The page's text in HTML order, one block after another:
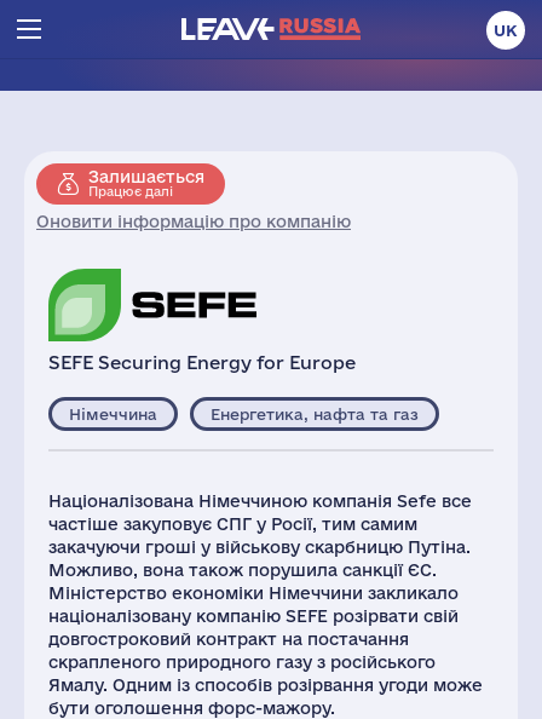
UK
Залишається
Працює далі
Оновити інформацію про компанію
SEFE Securing Energy for Europe
Німеччина Енергетика, нафта та газ
Націоналізована Німеччиною компанія Sefe все
частіше закуповує СПГ у Росії, тим самим
закачуючи гроші у військову скарбницю Путіна.
Можливо, вона також порушила санкції ЄС.
Міністерство економіки Німеччини закликало
націоналізовану компанію SEFE розірвати свій
довгостроковий контракт на постачання
скрапленого природного газу з російського
Ямалу. Одним із способів розірвання угоди може
бути оголошення форс-мажору.